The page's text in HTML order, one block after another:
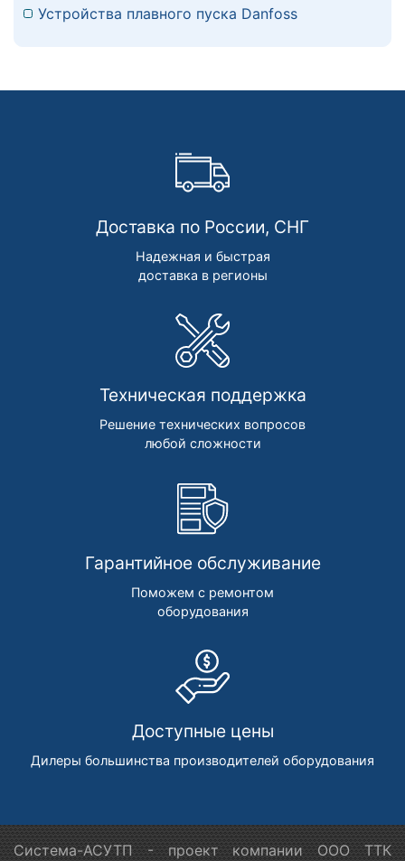
Устройства плавного пуска Danfoss
Доставка по России, СНГ
Надежная и быстрая
доставка в регионы
Техническая поддержка
Решение технических вопросов
любой сложности
Гарантийное обслуживание
Поможем с ремонтом
оборудования
Доступные цены
Дилеры большинства производителей оборудования
Система-АСУТП - проект компании ООО ТТК